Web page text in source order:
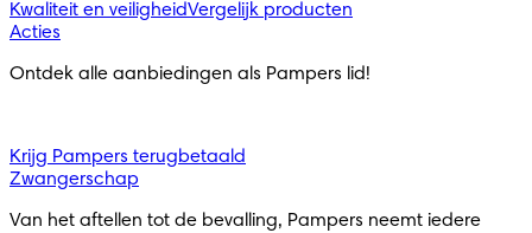
Kwaliteit en veiligheidVergelijk producten
Acties
Ontdek alle aanbiedingen als Pampers lid!
Krijg Pampers terugbetaald
Zwangerschap
Van het aftellen tot de bevalling, Pampers neemt iedere